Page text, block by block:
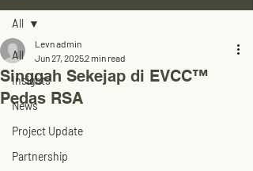
All
Insights
News
Project Update
Partnership
All
Singgah Sekejap di EVCC™
Pedas RSA
Levn admin
Jun 27, 20252 min read